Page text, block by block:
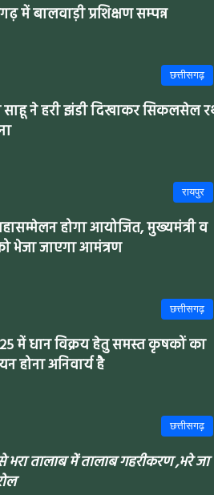
में बालवाड़ी प्रशिक्षण सम्पन्न
छत्तीसगढ़
ने हरी झंडी दिखाकर सिकलसेल
रायपुर
होगा आयोजित, मुख्यमंत्री व
भेजा जाएगा आमंत्रण
छत्तीसगढ़
में धान विक्रय हेतु समस्त कृषकों का
होना अनिवार्य है
छत्तीसगढ़
भरा तालाब में तालाब गहरीकरण ,भरे जा